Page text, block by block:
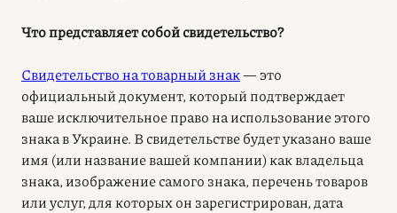
Что представляет собой свидетельство?
Свидетельство на товарный знак— это
официальный документ, который подтверждает
ваше исключительное право на использование этого
знака в Украине. В свидетельстве будет указано ваше
имя (или название вашей компании) как владельца
знака, изображение самого знака, перечень товаров
или услуг, для которых он зарегистрирован, дата